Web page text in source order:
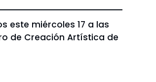
este miércoles 17 a las
de Creación Artística de